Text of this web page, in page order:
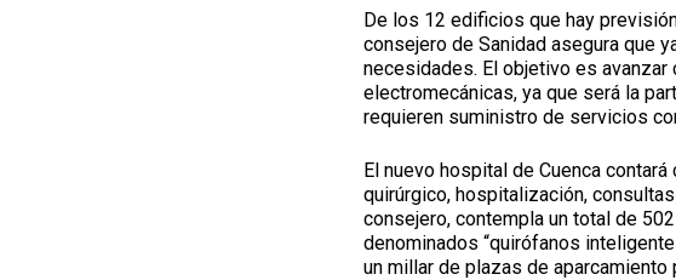
De los 12 edificios que hay
consejero de Sanidad asegura que
necesidades. El objetivo es
electromecánicas, ya que será la
requieren suministro de servicios
El nuevo hospital de Cuenca
quirúrgico, hospitalización,
consejero, contempla un total de
denominados “quirófanos
un millar de plazas de aparcamiento